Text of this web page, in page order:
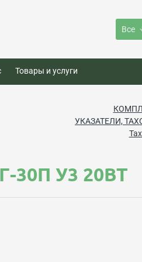
Все
Товары и услуги
УКАЗАТЕЛИ,
30П У3 20ВТ